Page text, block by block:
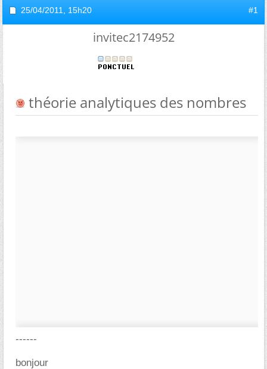
25/04/2011, 15h20 #1
invitec2174952
théorie analytiques des nombres
------
bonjour